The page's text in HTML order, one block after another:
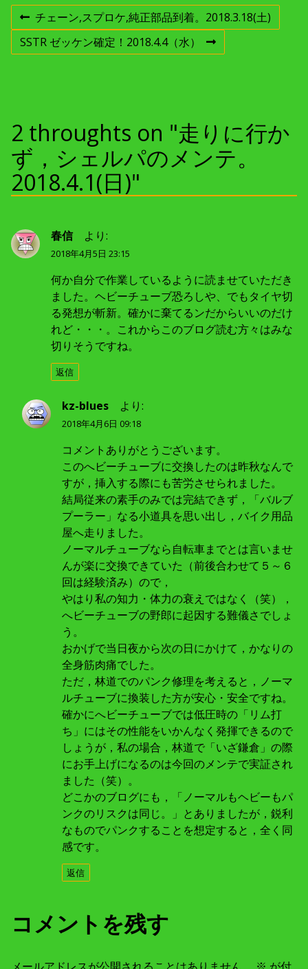
投
稿
ビ
ゲ
ー
ョ
前
の
投
稿
チェーン,スプロケ,純正部品到着。2018.3.18(土)
次
の
SSTR ゼッケン確定！2018.4.4（水）
2 throughts on "走りに行か
ず，シェルパのメンテ。
2018.4.1(日)"
春信 より:
2018年4月5日 23:15
何か自分で作業しているように読ませていただき
ました。ヘビーチューブ恐ろしや、でもタイヤ切
る発想が斬新。確かに棄てるンだからいいのだけ
れど・・・。これからこのブログ読む方々はみな
切りそうですね。
返信
kz-blues より:
2018年4月6日 09:18
コメントありがとうございます。
このへビーチューブに交換したのは昨秋なんで
すが，挿入する際にも苦労させられました。
結局従来の素手のみでは完結できず，「バルブ
プーラー」なる小道具を思い出し，バイク用品
屋へ走りました。
ノーマルチューブなら自転車までとは言いませ
んが楽に交換できていた（前後合わせて５～６
回は経験済み）ので，
やはり私の知力・体力の衰えではなく（笑），
へビーチューブの野郎に起因する難儀さでしょ
う。
おかげで当日夜から次の日にかけて，かなりの
全身筋肉痛でした。
ただ，林道でのパンク修理を考えると，ノーマ
ルチューブに換装した方が安心・安全ですね。
確かにへビーチューブでは低圧時の「リム打
ち」にはその性能をいかんなく発揮できるので
しょうが，私の場合，林道で「いざ鎌倉」の際
にお手上げになるのは今回のメンテで実証され
ました（笑）。
どこかのブログにも，「ノーマルもヘビーもパ
ンクのリスクは同じ。」とありましたが，鋭利
なものでパンクすることを想定すると，全く同
感です。
返信
コメントを残す